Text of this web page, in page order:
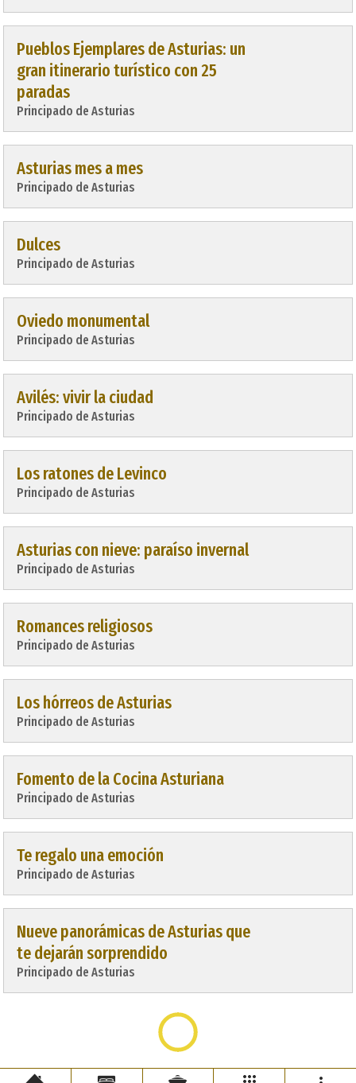
Pueblos Ejemplares de Asturias: un
gran itinerario turístico con 25
paradas
Principado de Asturias
Asturias mes a mes
Principado de Asturias
Dulces
Principado de Asturias
Oviedo monumental
Principado de Asturias
Avilés: vivir la ciudad
Principado de Asturias
Los ratones de Levinco
Principado de Asturias
Asturias con nieve: paraíso invernal
Principado de Asturias
Romances religiosos
Principado de Asturias
Los hórreos de Asturias
Principado de Asturias
Fomento de la Cocina Asturiana
Principado de Asturias
Te regalo una emoción
Principado de Asturias
Nueve panorámicas de Asturias que
te dejarán sorprendido
Principado de Asturias